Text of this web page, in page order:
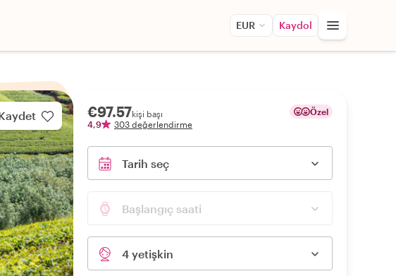
EUR Kaydol
€97.57kişi başı
4,9
303 değerlendirme
Özel
Tarih seç
Başlangıç saati
4 yetişkin